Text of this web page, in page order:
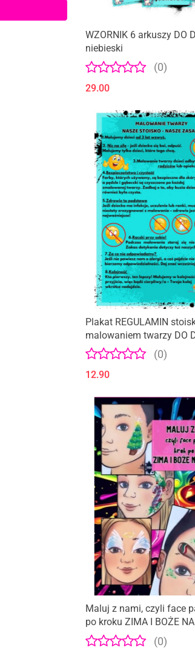
WZORNIK 6 arkuszy DO
niebieski
(0)
29.00
Plakat REGULAMIN
malowaniem twarzy DO
(0)
12.90
Maluj z nami, czyli face
po kroku ZIMA I BOŻE
10 WZORÓW
(0)